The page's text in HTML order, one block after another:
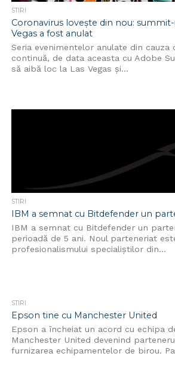
STIRI
Coronavirus lovește din nou:
Vegas a fost anulat
Seria evenimentelor anulate din cauza
continuă, de data aceasta cu Adobe
să aibă loc la Las Vegas și...
STIRI
IBM a semnat cu Bitdefender un
IBM a semnat cu Bitdefender un
perioadă de 5 ani. Noul parteneriat
profesionalismului specialiștilor din...
STIRI
Epson tine cu Manchester United
Epson a încheiat un acord cu echipa
Manchester United devenind
furnizarea echipamentelor de birou.